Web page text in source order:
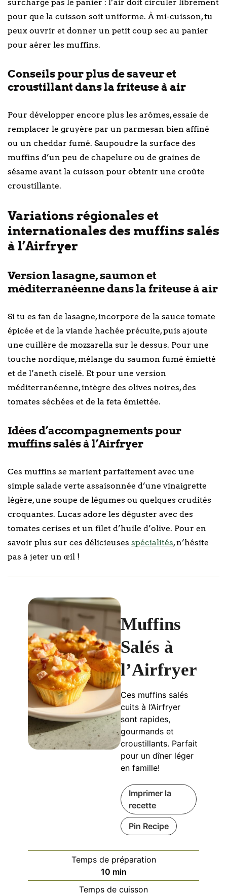
surcharge pas le panier : l’air doit circuler librement
pour que la cuisson soit uniforme. À mi-cuisson, tu
peux ouvrir et donner un petit coup sec au panier
pour aérer les muffins.
Conseils pour plus de saveur et
croustillant dans la friteuse à air
Pour développer encore plus les arômes, essaie de
remplacer le gruyère par un parmesan bien affiné
ou un cheddar fumé. Saupoudre la surface des
muffins d’un peu de chapelure ou de graines de
sésame avant la cuisson pour obtenir une croûte
croustillante.
Variations régionales et
internationales des muffins salés
à l’Airfryer
Version lasagne, saumon et
méditerranéenne dans la friteuse à air
Si tu es fan de lasagne, incorpore de la sauce tomate
épicée et de la viande hachée précuite, puis ajoute
une cuillère de mozzarella sur le dessus. Pour une
touche nordique, mélange du saumon fumé émietté
et de l’aneth ciselé. Et pour une version
méditerranéenne, intègre des olives noires, des
tomates séchées et de la feta émiettée.
Idées d’accompagnements pour
muffins salés à l’Airfryer
Ces muffins se marient parfaitement avec une
simple salade verte assaisonnée d’une vinaigrette
légère, une soupe de légumes ou quelques crudités
croquantes. Lucas adore les déguster avec des
tomates cerises et un filet d’huile d’olive. Pour en
savoir plus sur ces délicieuses spécialités, n’hésite
pas à jeter un œil !
Muffins
Salés à
l’Airfryer
Ces muffins salés
cuits à l’Airfryer
sont rapides,
gourmands et
croustillants. Parfait
pour un dîner léger
en famille!
Imprimer la
recette
Pin Recipe
Temps de préparation
10minutes
min
Temps de cuisson